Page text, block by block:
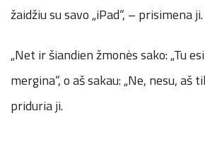
žaidžiu su savo „iPad“, – prisimena ji.
„Net ir šiandien žmonės sako: „Tu
mergina“, o aš sakau: „Ne, nesu, aš
priduria ji.